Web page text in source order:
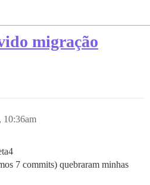
migração
10:36am
7 commits) quebraram minhas